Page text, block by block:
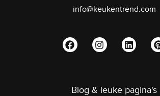
info@keukentrend.com
Blog & leuke pagina's